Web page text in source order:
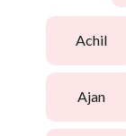
achil
ajan